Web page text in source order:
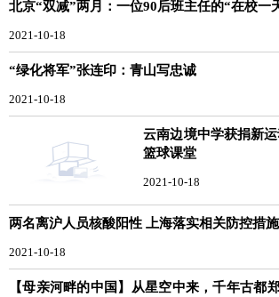
北京“双减”两月：一位90后班主任的“在校一
2021-10-18
“绿化将军”张连印：青山写忠诚
2021-10-18
云南边境中学获捐新
篮球课堂
2021-10-18
两名离沪人员核酸阳性 上海落实相关防控措施
2021-10-18
【母亲河畔的中国】从星空中来，千年古都